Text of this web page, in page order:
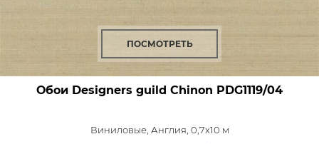
ПОСМОТРЕТЬ
Обои Designers guild Chinon PDG1119/04
Виниловые, Англия, 0,7x10 м